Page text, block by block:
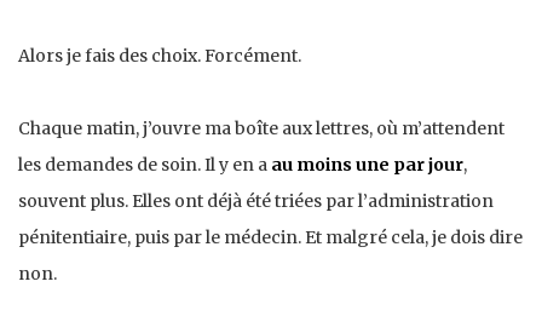
Alors je fais des choix. Forcément.
Chaque matin, j’ouvre ma boîte aux lettres, où m’attendent
les demandes de soin. Il y en a au moins une par jour,
souvent plus. Elles ont déjà été triées par l’administration
pénitentiaire, puis par le médecin. Et malgré cela, je dois dire
non.